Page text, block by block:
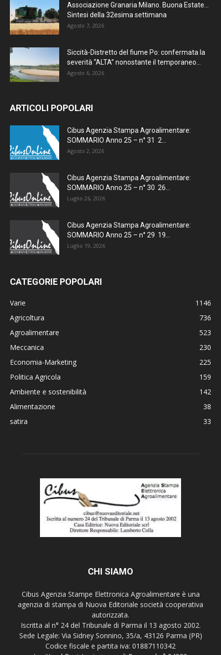
Associazione Granaria Milano. Buona Estate…
Sintesi della 32esima settimana
Agosto 7, 2026
Siccità-Distretto del fiume Po: confermata la
severità “ALTA” nonostante il temporaneo...
Agosto 6, 2026
ARTICOLI POPOLARI
Cibus Agenzia Stampa Agroalimentare:
SOMMARIO Anno 25 – n° 31 2...
Agosto 2, 2026
Cibus Agenzia Stampa Agroalimentare:
SOMMARIO Anno 25 – n° 30 26...
Luglio 26, 2026
Cibus Agenzia Stampa Agroalimentare:
SOMMARIO Anno 25 – n° 29 19...
Luglio 19, 2026
CATEGORIE POPOLARI
Varie
1146
Agricoltura
736
Agroalimentare
523
Meccanica
230
Economia-Marketing
225
Politica Agricola
159
Ambiente e sostenibilità
142
Alimentazione
38
satira
33
CHI SIAMO
Cibus Agenzia Stampe Elettronica Agroalimentare è una
agenzia di stampa di Nuova Editoriale società cooperativa
autorizzata.
Iscritta al n° 24 del Tribunale di Parma il 13 agosto 2002.
Sede Legale: Via Sidney Sonnino, 35/a, 43126 Parma (PR)
Codice fiscale e partita iva: 01887110342